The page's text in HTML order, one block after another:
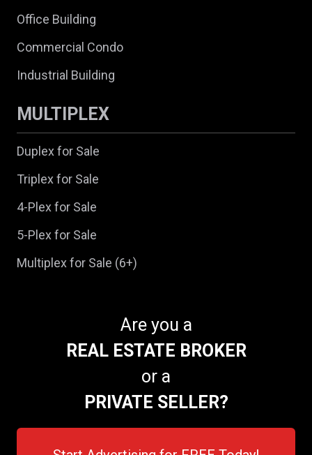
Office Building
Commercial Condo
Industrial Building
MULTIPLEX
Duplex for Sale
Triplex for Sale
4-Plex for Sale
5-Plex for Sale
Multiplex for Sale (6+)
Are you a
REAL ESTATE BROKER
or a
PRIVATE SELLER?